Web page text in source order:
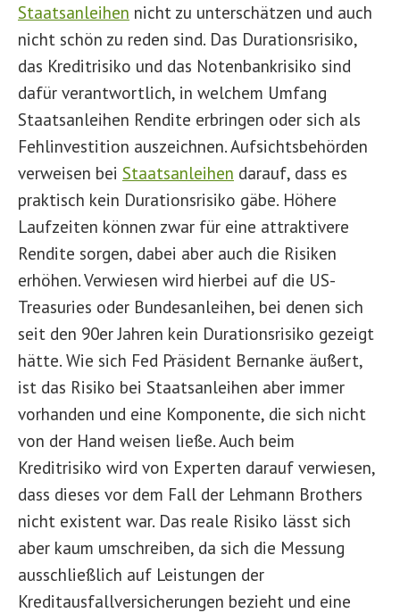
Staatsanleihen nicht zu unterschätzen und auch
nicht schön zu reden sind. Das Durationsrisiko,
das Kreditrisiko und das Notenbankrisiko sind
dafür verantwortlich, in welchem Umfang
Staatsanleihen Rendite erbringen oder sich als
Fehlinvestition auszeichnen. Aufsichtsbehörden
verweisen bei Staatsanleihen darauf, dass es
praktisch kein Durationsrisiko gäbe. Höhere
Laufzeiten können zwar für eine attraktivere
Rendite sorgen, dabei aber auch die Risiken
erhöhen. Verwiesen wird hierbei auf die US-
Treasuries oder Bundesanleihen, bei denen sich
seit den 90er Jahren kein Durationsrisiko gezeigt
hätte. Wie sich Fed Präsident Bernanke äußert,
ist das Risiko bei Staatsanleihen aber immer
vorhanden und eine Komponente, die sich nicht
von der Hand weisen ließe. Auch beim
Kreditrisiko wird von Experten darauf verwiesen,
dass dieses vor dem Fall der Lehmann Brothers
nicht existent war. Das reale Risiko lässt sich
aber kaum umschreiben, da sich die Messung
ausschließlich auf Leistungen der
Kreditausfallversicherungen bezieht und eine